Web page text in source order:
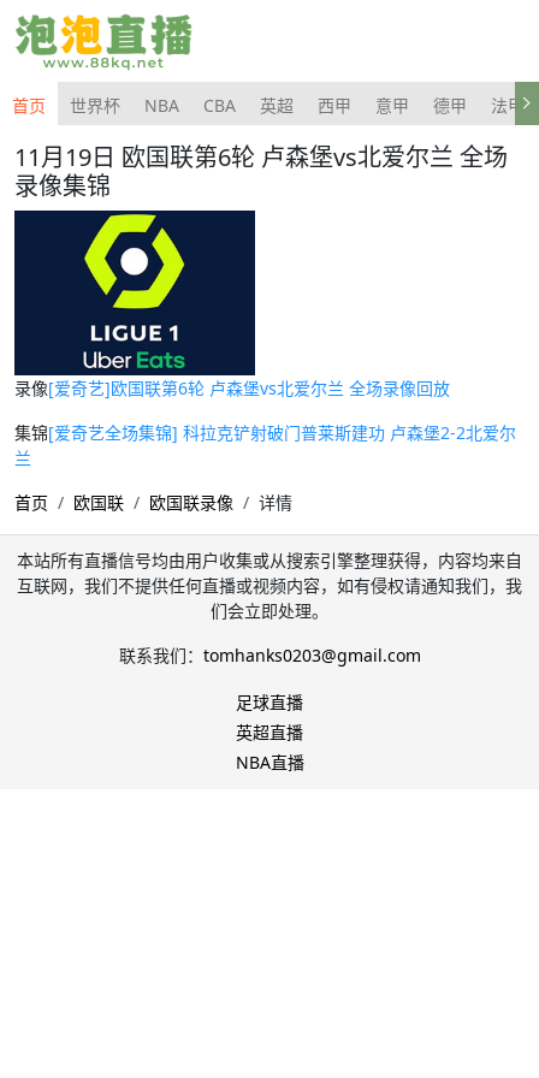
首页 世界杯 NBA CBA 英超 西甲 意甲 德甲 法甲
11月19日 欧国联第6轮 卢森堡vs北爱尔兰 全场
录像集锦
录像[爱奇艺]欧国联第6轮 卢森堡vs北爱尔兰 全场录像回放
集锦[爱奇艺全场集锦] 科拉克铲射破门普莱斯建功 卢森堡2-2北爱尔
兰
首页
欧国联 欧国联录像 详情
本站所有直播信号均由用户收集或从搜索引擎整理获得，内容均来自
互联网，我们不提供任何直播或视频内容，如有侵权请通知我们，我
们会立即处理。
联系我们： tomhanks0203@gmail.com
足球直播
英超直播
NBA直播